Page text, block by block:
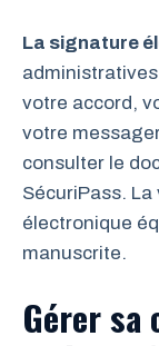
La signature
votre accord,
votre
consulter le
SécuriPass.
électronique
manuscrite.
Gérer sa